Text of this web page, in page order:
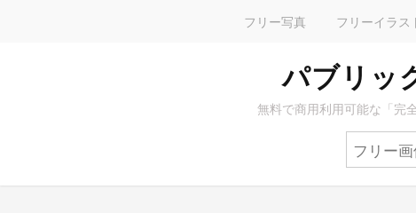
フリー写真 フリーイラス
パブリッ
無料で商用利用可能な「完